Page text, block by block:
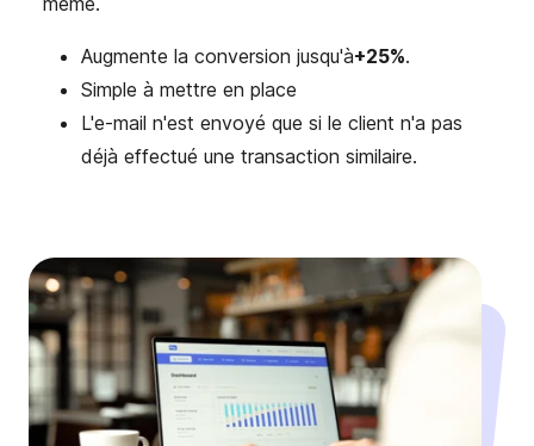
Augmente la conversion jusqu'à+25%.
Simple à mettre en place
L'e-mail n'est envoyé que si le client n'a pas
déjà effectué une transaction similaire.